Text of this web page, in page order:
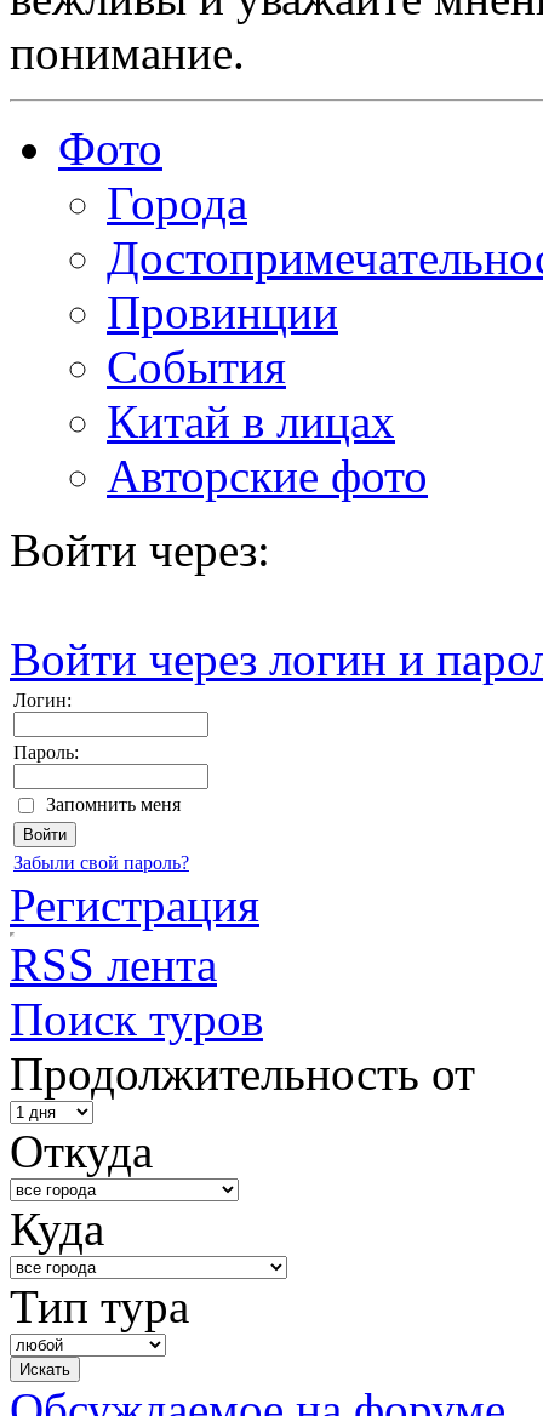
понимание.
Фото
Города
Провинции
События
Китай в лицах
Авторские фото
Войти через:
Войти через логин и
Логин:
Пароль:
Запомнить меня
Забыли свой пароль?
Регистрация
RSS лента
Поиск туров
Продолжительность от
Откуда
Куда
Тип тура